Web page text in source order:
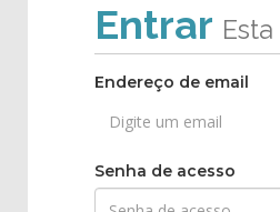
Entrar
Endereço de email
Senha de acesso